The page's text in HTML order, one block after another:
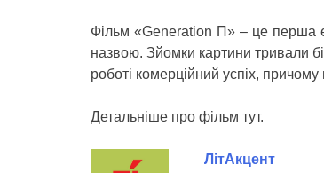
Фільм «Generation П» – це перша
назвою. Зйомки картини тривали
роботі комерційний успіх, причому
Детальніше про фільм тут.
ЛітАкцент